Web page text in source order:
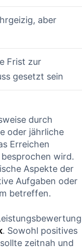
aber
Frist zur
gesetzt⁢ sein
durch
oder jährliche
Erreichen
wird.
Aspekte der
Aufgaben ‍oder
betreffen.
. Sowohl positives
zeitnah und